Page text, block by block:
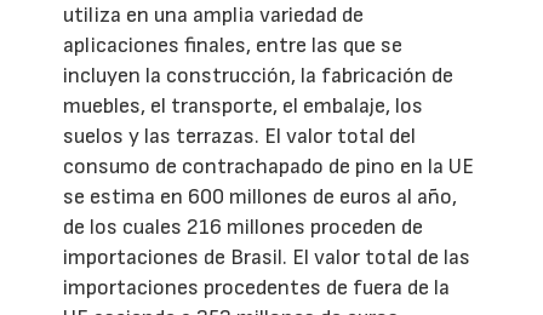
utiliza en una amplia variedad de
aplicaciones finales, entre las que se
incluyen la construcción, la fabricación de
muebles, el transporte, el embalaje, los
suelos y las terrazas. El valor total del
consumo de contrachapado de pino en la UE
se estima en 600 millones de euros al año,
de los cuales 216 millones proceden de
importaciones de Brasil. El valor total de las
importaciones procedentes de fuera de la